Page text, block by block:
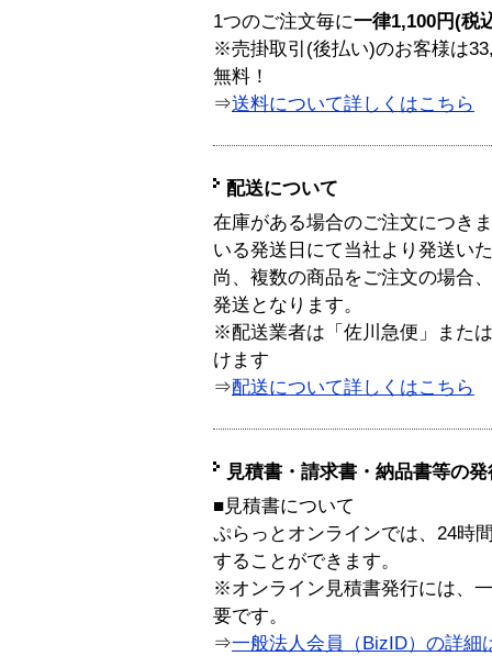
1つのご注文毎に一律1,100円(税
※売掛取引(後払い)のお客様は
無料！
⇒送料について詳しくはこちら
配送について
在庫がある場合のご注文につき
いる発送日にて当社より発送い
尚、複数の商品をご注文の場合
発送となります。
※配送業者は「佐川急便」また
けます
⇒配送について詳しくはこちら
見積書・請求書・納品書等の
■見積書について
ぷらっとオンラインでは、24時
することができます。
※オンライン見積書発行には、
要です。
⇒一般法人会員（BizID）の詳細